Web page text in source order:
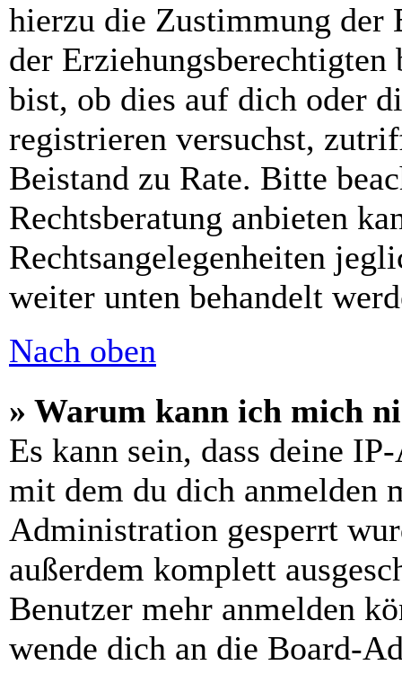
hierzu die Zustimmung der
der
bist, ob dies auf dich oder
registrieren versuchst,
Beistand zu Rate. Bitte
Rechtsberatung anbieten
Rechtsangelegenheiten
weiter unten behandelt
Nach oben
» Warum kann ich mich
Es kann sein, dass deine
mit dem du dich anmelden
Administration gesperrt
außerdem komplett
Benutzer mehr anmelden
wende dich an die Board-